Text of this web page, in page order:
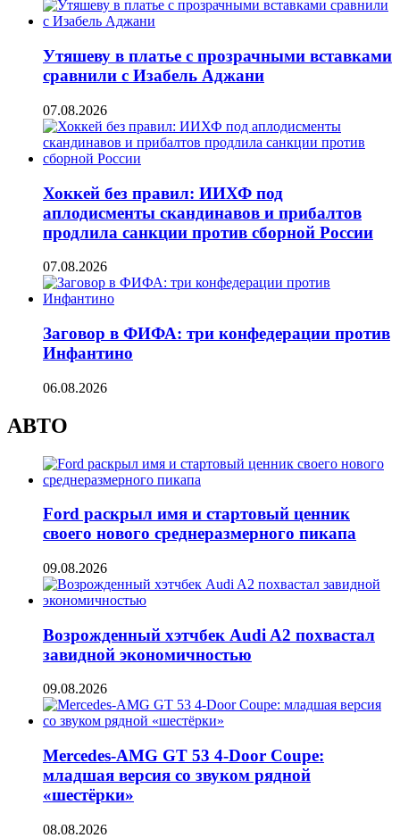
Утяшеву в платье с прозрачными вставками
сравнили с Изабель Аджани
07.08.2026
Хоккей без правил: ИИХФ под
аплодисменты скандинавов и прибалтов
продлила санкции против сборной России
07.08.2026
Заговор в ФИФА: три конфедерации против
Инфантино
06.08.2026
АВТО
Ford раскрыл имя и стартовый ценник
своего нового среднеразмерного пикапа
09.08.2026
Возрожденный хэтчбек Audi A2 похвастал
завидной экономичностью
09.08.2026
Mercedes-AMG GT 53 4-Door Coupe:
младшая версия со звуком рядной
«шестёрки»
08.08.2026